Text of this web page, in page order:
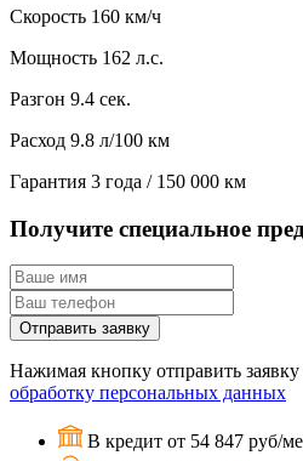
Скорость 160 км/ч
Мощность 162 л.с.
Разгон 9.4 сек.
Расход 9.8 л/100 км
Гарантия 3 года / 150 000 км
Получите специальное
Отправить заявку
Нажимая кнопку отправить заявку
обработку персональных данных
В кредит от 54 847 руб/